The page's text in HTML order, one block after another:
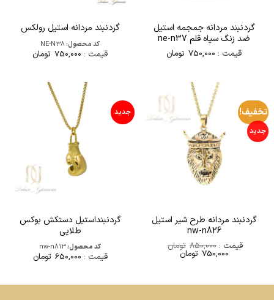
گردنبند مردانه جمجمه استیل
ضد زنگ سیاه قلم ne-n37
قیمت : 750,000 تومان
گردنبند مردانه استیل رولکس
کد محصول:NE-N38
قیمت : 750,000 تومان
تخفیف!
جدید
گردنبند مردانه طرح شیر استیل
nw-n826
قیمت : 850,000 تومان
قیمت
اصلی
750,000 تومانقیمت
جدید
گردنبنداستیل دستکش بوکس
طلایی
کد محصول:nw-n813
قیمت : 650,000 تومان